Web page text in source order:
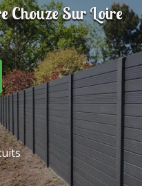
Chouze Sur Loire